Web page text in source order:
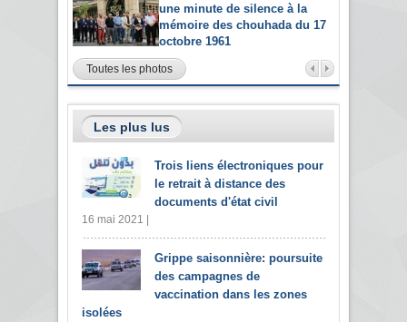
une minute de silence à la
mémoire des chouhada du 17
octobre 1961
Toutes les photos
Les plus lus
Trois liens électroniques pour
le retrait à distance des
documents d'état civil
16 mai 2021 |
Grippe saisonnière: poursuite
des campagnes de
vaccination dans les zones
isolées